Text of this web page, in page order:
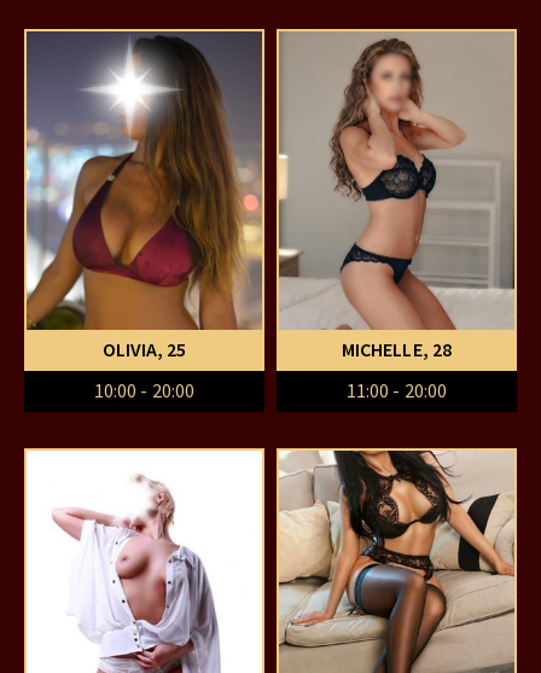
OLIVIA, 25
10:00 - 20:00
MICHELLE, 28
11:00 - 20:00